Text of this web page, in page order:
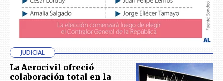
JUDICIAL
La Aerocivil ofreció
colaboración total en la